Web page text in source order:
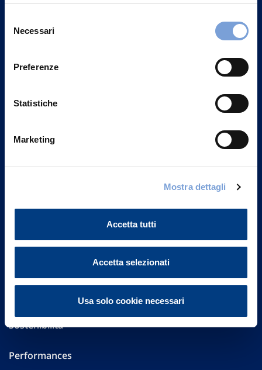
può trovare nel footer del sito nella sezione "Informativa
delNecessari
Preferenze
Statistiche
Marketing
Mostra dettagli
Accetta tutti
Accetta selezionati
Usa solo cookie necessari
Vittoria Assicurazioni S.p.A.
Governance
Altre informazioni
Sostenibilità
Performances